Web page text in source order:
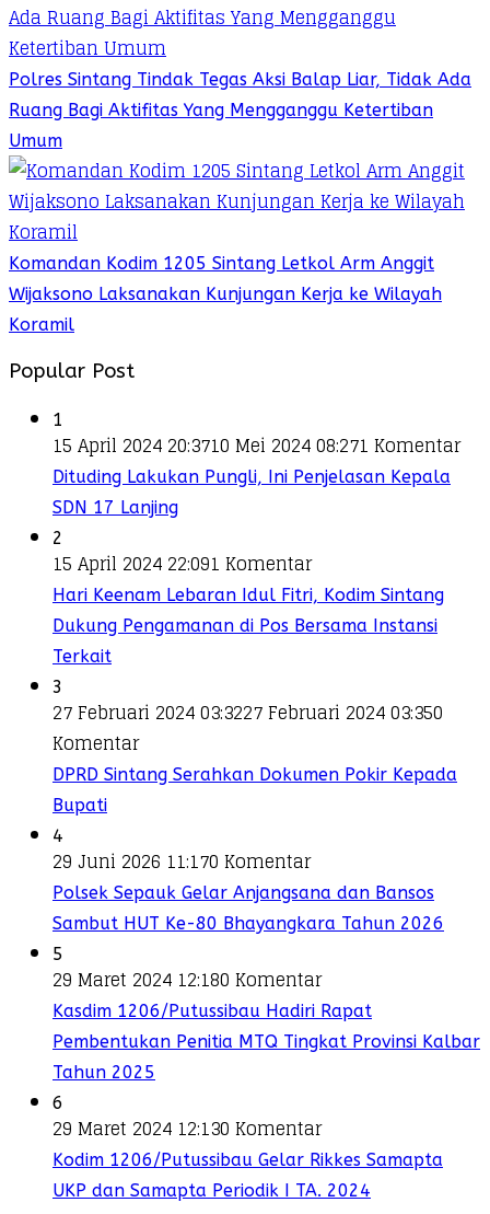
Polres Sintang Tindak Tegas Aksi Balap Liar, Tidak Ada
Ruang Bagi Aktifitas Yang Mengganggu Ketertiban
Umum
Komandan Kodim 1205 Sintang Letkol Arm Anggit
Wijaksono Laksanakan Kunjungan Kerja ke Wilayah
Koramil
Popular Post
1
15 April 2024 20:3710 Mei 2024 08:271 Komentar
Dituding Lakukan Pungli, Ini Penjelasan Kepala
SDN 17 Lanjing
2
15 April 2024 22:091 Komentar
Hari Keenam Lebaran Idul Fitri, Kodim Sintang
Dukung Pengamanan di Pos Bersama Instansi
Terkait
3
27 Februari 2024 03:3227 Februari 2024 03:350
Komentar
DPRD Sintang Serahkan Dokumen Pokir Kepada
Bupati
4
29 Juni 2026 11:170 Komentar
Polsek Sepauk Gelar Anjangsana dan Bansos
Sambut HUT Ke-80 Bhayangkara Tahun 2026
5
29 Maret 2024 12:180 Komentar
Kasdim 1206/Putussibau Hadiri Rapat
Pembentukan Penitia MTQ Tingkat Provinsi Kalbar
Tahun 2025
6
29 Maret 2024 12:130 Komentar
Kodim 1206/Putussibau Gelar Rikkes Samapta
UKP dan Samapta Periodik I TA. 2024